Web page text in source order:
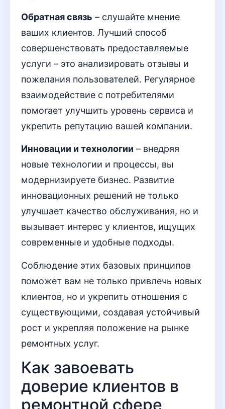
Обратная связь – слушайте мнение
ваших клиентов. Лучший способ
совершенствовать предоставляемые
услуги – это анализировать отзывы и
пожелания пользователей. Регулярное
взаимодействие с потребителями
помогает улучшить уровень сервиса и
укрепить репутацию вашей компании.
Инновации и технологии – внедряя
новые технологии и процессы, вы
модернизируете бизнес. Развитие
инновационных решений не только
улучшает качество обслуживания, но и
вызывает интерес у клиентов, ищущих
современные и удобные подходы.
Соблюдение этих базовых принципов
поможет вам не только привлечь новых
клиентов, но и укрепить отношения с
существующими, создавая устойчивый
рост и укрепляя положение на рынке
ремонтных услуг.
Как завоевать
доверие клиентов в
ремонтной сфере